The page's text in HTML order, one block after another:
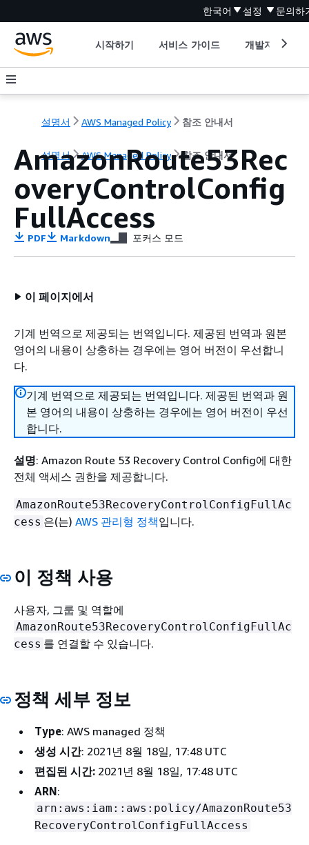
한국어 설정 문의하
시작하기 서비스 가이드 개발자 도구
설명서 AWS Managed Policy 참조 안내서
설명서 AWS Managed Policy 참조 안내서
AmazonRoute53Rec
overyControlConfig
FullAccess
PDF Markdown 포커스 모드
이 페이지에서
기계 번역으로 제공되는 번역입니다. 제공된 번역과 원본
영어의 내용이 상충하는 경우에는 영어 버전이 우선합니
다.
기계 번역으로 제공되는 번역입니다. 제공된 번역과 원
본 영어의 내용이 상충하는 경우에는 영어 버전이 우선
합니다.
설명: Amazon Route 53 Recovery Control Config에 대한
전체 액세스 권한을 제공합니다.
AmazonRoute53RecoveryControlConfigFullAc
cess 은(는) AWS 관리형 정책입니다.
이 정책 사용
사용자, 그룹 및 역할에
AmazonRoute53RecoveryControlConfigFullAc
cess 를 연결할 수 있습니다.
정책 세부 정보
Type: AWS managed 정책
생성 시간: 2021년 8월 18일, 17:48 UTC
편집된 시간: 2021년 8월 18일, 17:48 UTC
ARN:
arn:aws:iam::aws:policy/AmazonRoute53
RecoveryControlConfigFullAccess